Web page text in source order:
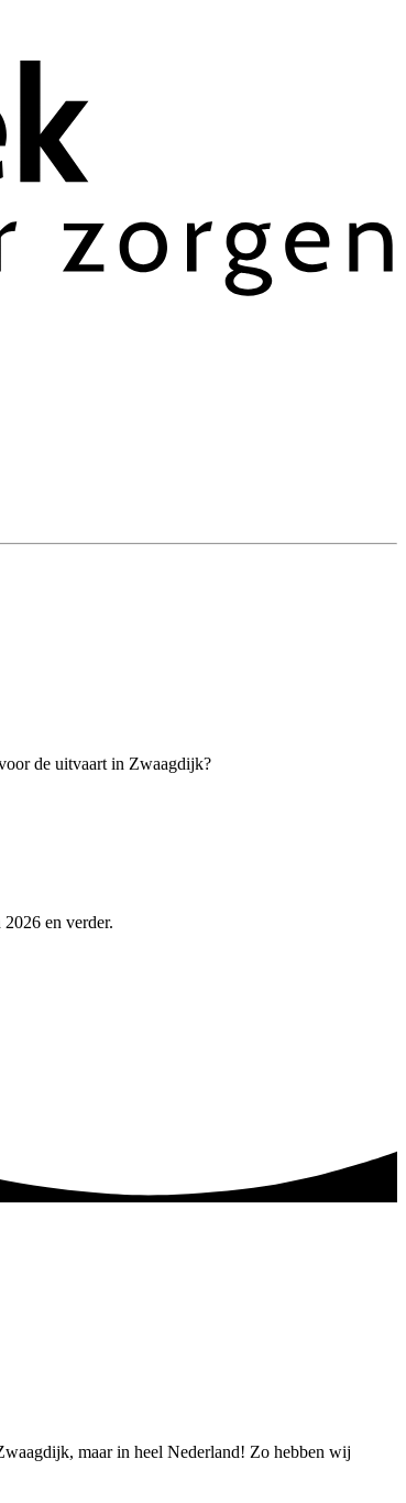
de uitvaart in Zwaagdijk?
en verder.
maar in heel Nederland! Zo hebben wij